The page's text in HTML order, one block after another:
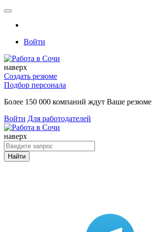
Войти
наверх
Создать резюме
Подбор персонала
Более 150 000 компаний ждут Ваше резюме
Войти Для работодателей
наверх
Найти